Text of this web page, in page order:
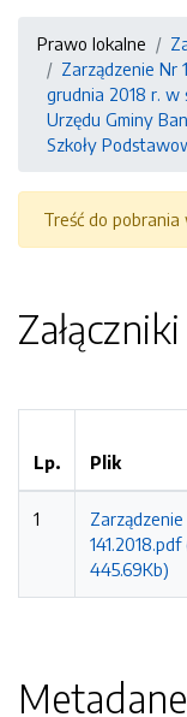
Prawo lokalne
Zarządzenie Nr
grudnia 2018 r. w
Urzędu Gminy
Szkoły
Treść do pobrania
Lp. Plik
1
141.2018.pdf
445.69Kb)